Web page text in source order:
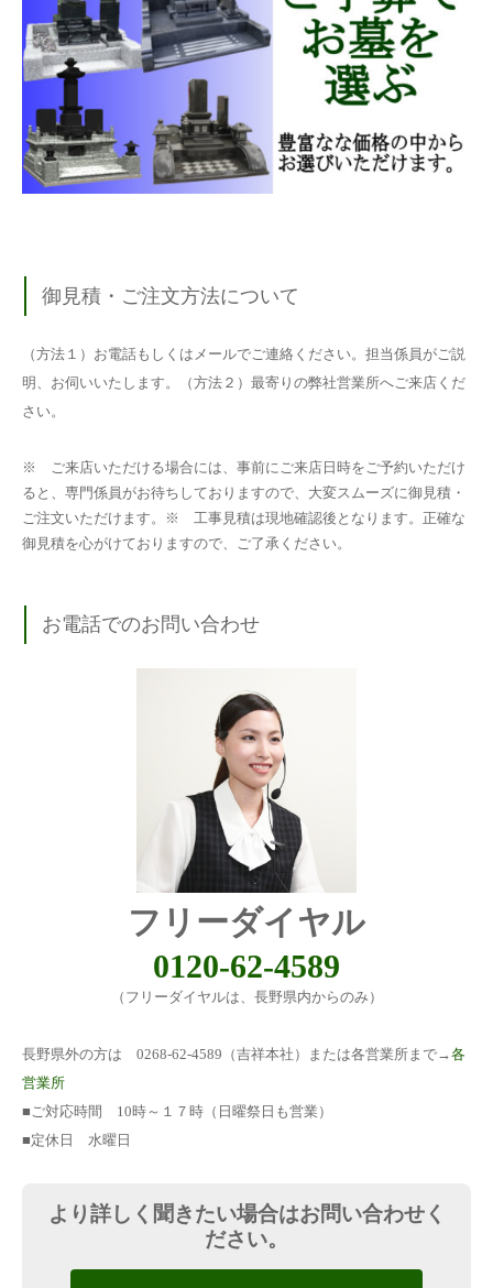
御見積・ご注文方法について
（方法１）お電話もしくはメールでご連絡ください。担当係員がご説
明、お伺いいたします。（方法２）最寄りの弊社営業所へご来店くだ
さい。
※ ご来店いただける場合には、事前にご来店日時をご予約いただけ
ると、専門係員がお待ちしておりますので、大変スムーズに御見積・
ご注文いただけます。※ 工事見積は現地確認後となります。正確な
御見積を心がけておりますので、ご了承ください。
お電話でのお問い合わせ
フリーダイヤル
0120-62-4589
（フリーダイヤルは、長野県内からのみ）
長野県外の方は 0268-62-4589（吉祥本社）または各営業所まで→各
営業所
■ご対応時間 10時～１７時（日曜祭日も営業）
■定休日 水曜日
より詳しく聞きたい場合はお問い合わせく
ださい。